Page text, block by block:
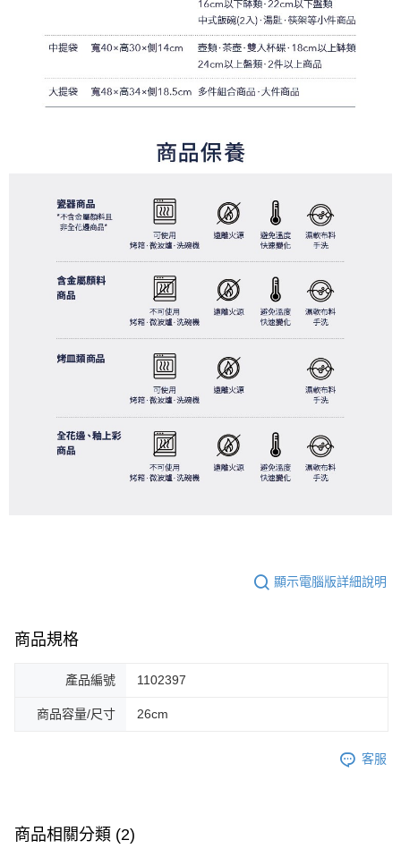
顯示電腦版詳細說明
商品規格
產品編號 1102397
商品容量/尺寸 26cm
客服
商品相關分類 (2)